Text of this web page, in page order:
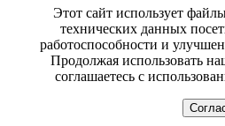
Этот сайт использует
технических данных
работоспособности и
Продолжая использовать
соглашаетесь с